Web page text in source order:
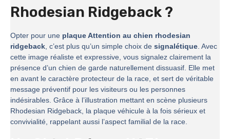
Rhodesian Ridgeback ?
Opter pour une plaque Attention au chien rhodesian
ridgeback, c’est plus qu’un simple choix de signalétique. Avec
cette image réaliste et expressive, vous signalez clairement la
présence d’un chien de garde naturellement dissuasif. Elle met
en avant le caractère protecteur de la race, et sert de véritable
message préventif pour les visiteurs ou les personnes
indésirables. Grâce à l’illustration mettant en scène plusieurs
Rhodesian Ridgeback, la plaque véhicule à la fois sérieux et
convivialité, rappelant aussi l’aspect familial de la race.